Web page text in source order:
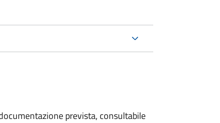
prevista, consultabile